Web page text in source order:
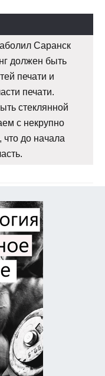
Саранск
должен быть
печати и
печати.
стеклянной
с некрупно
что до начала